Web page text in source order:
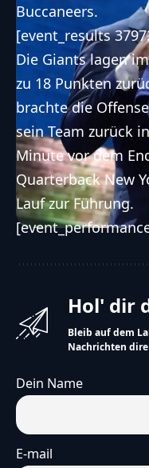
Buccaneers.
[event_results
Die Giants lagen
zu 18 Punkten
brachte die
sein Team zurück
Minute vor dem
Quarterback New
Lauf zur Führung.
Hol' dir
Bleib auf dem
Nachrichten
Dein Name
E-mail